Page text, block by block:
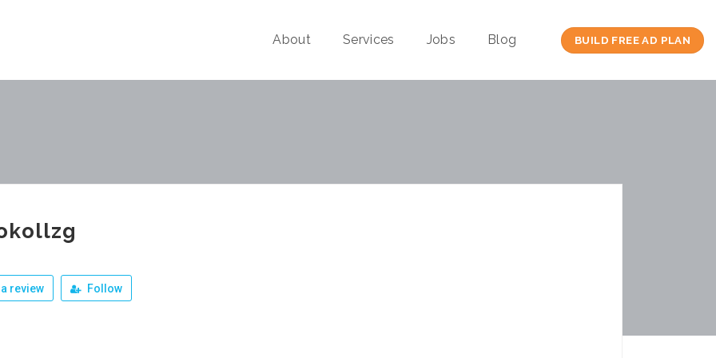
About Services Jobs Blog BUILD FREE AD PLAN
review Follow